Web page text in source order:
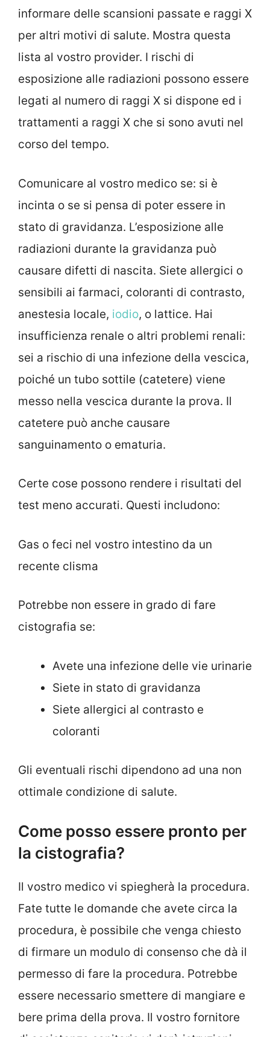
informare delle scansioni passate e raggi X
per altri motivi di salute. Mostra questa
lista al vostro provider. I rischi di
esposizione alle radiazioni possono essere
legati al numero di raggi X si dispone ed i
trattamenti a raggi X che si sono avuti nel
corso del tempo.
Comunicare al vostro medico se: si è
incinta o se si pensa di poter essere in
stato di gravidanza. L’esposizione alle
radiazioni durante la gravidanza può
causare difetti di nascita. Siete allergici o
sensibili ai farmaci, coloranti di contrasto,
anestesia locale, iodio, o lattice. Hai
insufficienza renale o altri problemi renali:
sei a rischio di una infezione della vescica,
poiché un tubo sottile (catetere) viene
messo nella vescica durante la prova. Il
catetere può anche causare
sanguinamento o ematuria.
Certe cose possono rendere i risultati del
test meno accurati. Questi includono:
Gas o feci nel vostro intestino da un
recente clisma
Potrebbe non essere in grado di fare
cistografia se:
Avete una infezione delle vie urinarie
Siete in stato di gravidanza
Siete allergici al contrasto e
coloranti
Gli eventuali rischi dipendono ad una non
ottimale condizione di salute.
Come posso essere pronto per
la cistografia?
Il vostro medico vi spiegherà la procedura.
Fate tutte le domande che avete circa la
procedura, è possibile che venga chiesto
di firmare un modulo di consenso che dà il
permesso di fare la procedura. Potrebbe
essere necessario smettere di mangiare e
bere prima della prova. Il vostro fornitore